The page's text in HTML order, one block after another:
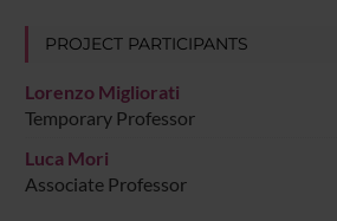
PROJECT PARTICIPANTS
Lorenzo Migliorati
Temporary Professor
Luca Mori
Associate Professor